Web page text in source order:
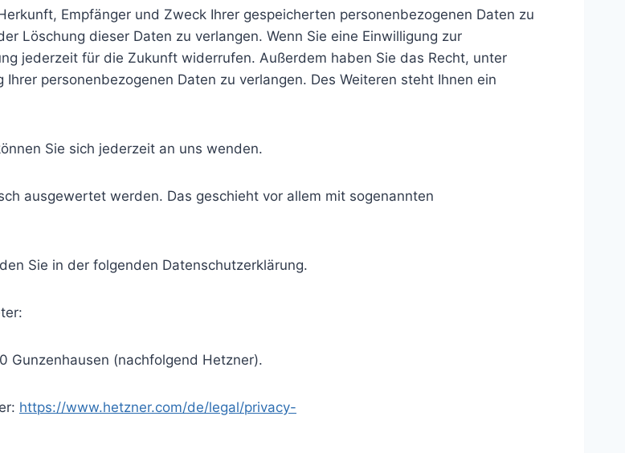
Empfänger und Zweck Ihrer gespeicherten personenbezogenen Daten zu
Löschung dieser Daten zu verlangen. Wenn Sie eine Einwilligung zur
jederzeit für die Zukunft widerrufen. Außerdem haben Sie das Recht, unter
personenbezogenen Daten zu verlangen. Des Weiteren steht Ihnen ein
Sie sich jederzeit an uns wenden.
ausgewertet werden. Das geschieht vor allem mit sogenannten
Sie in der folgenden Datenschutzerklärung.
Gunzenhausen (nachfolgend Hetzner).
https://www.hetzner.com/de/legal/privacy-